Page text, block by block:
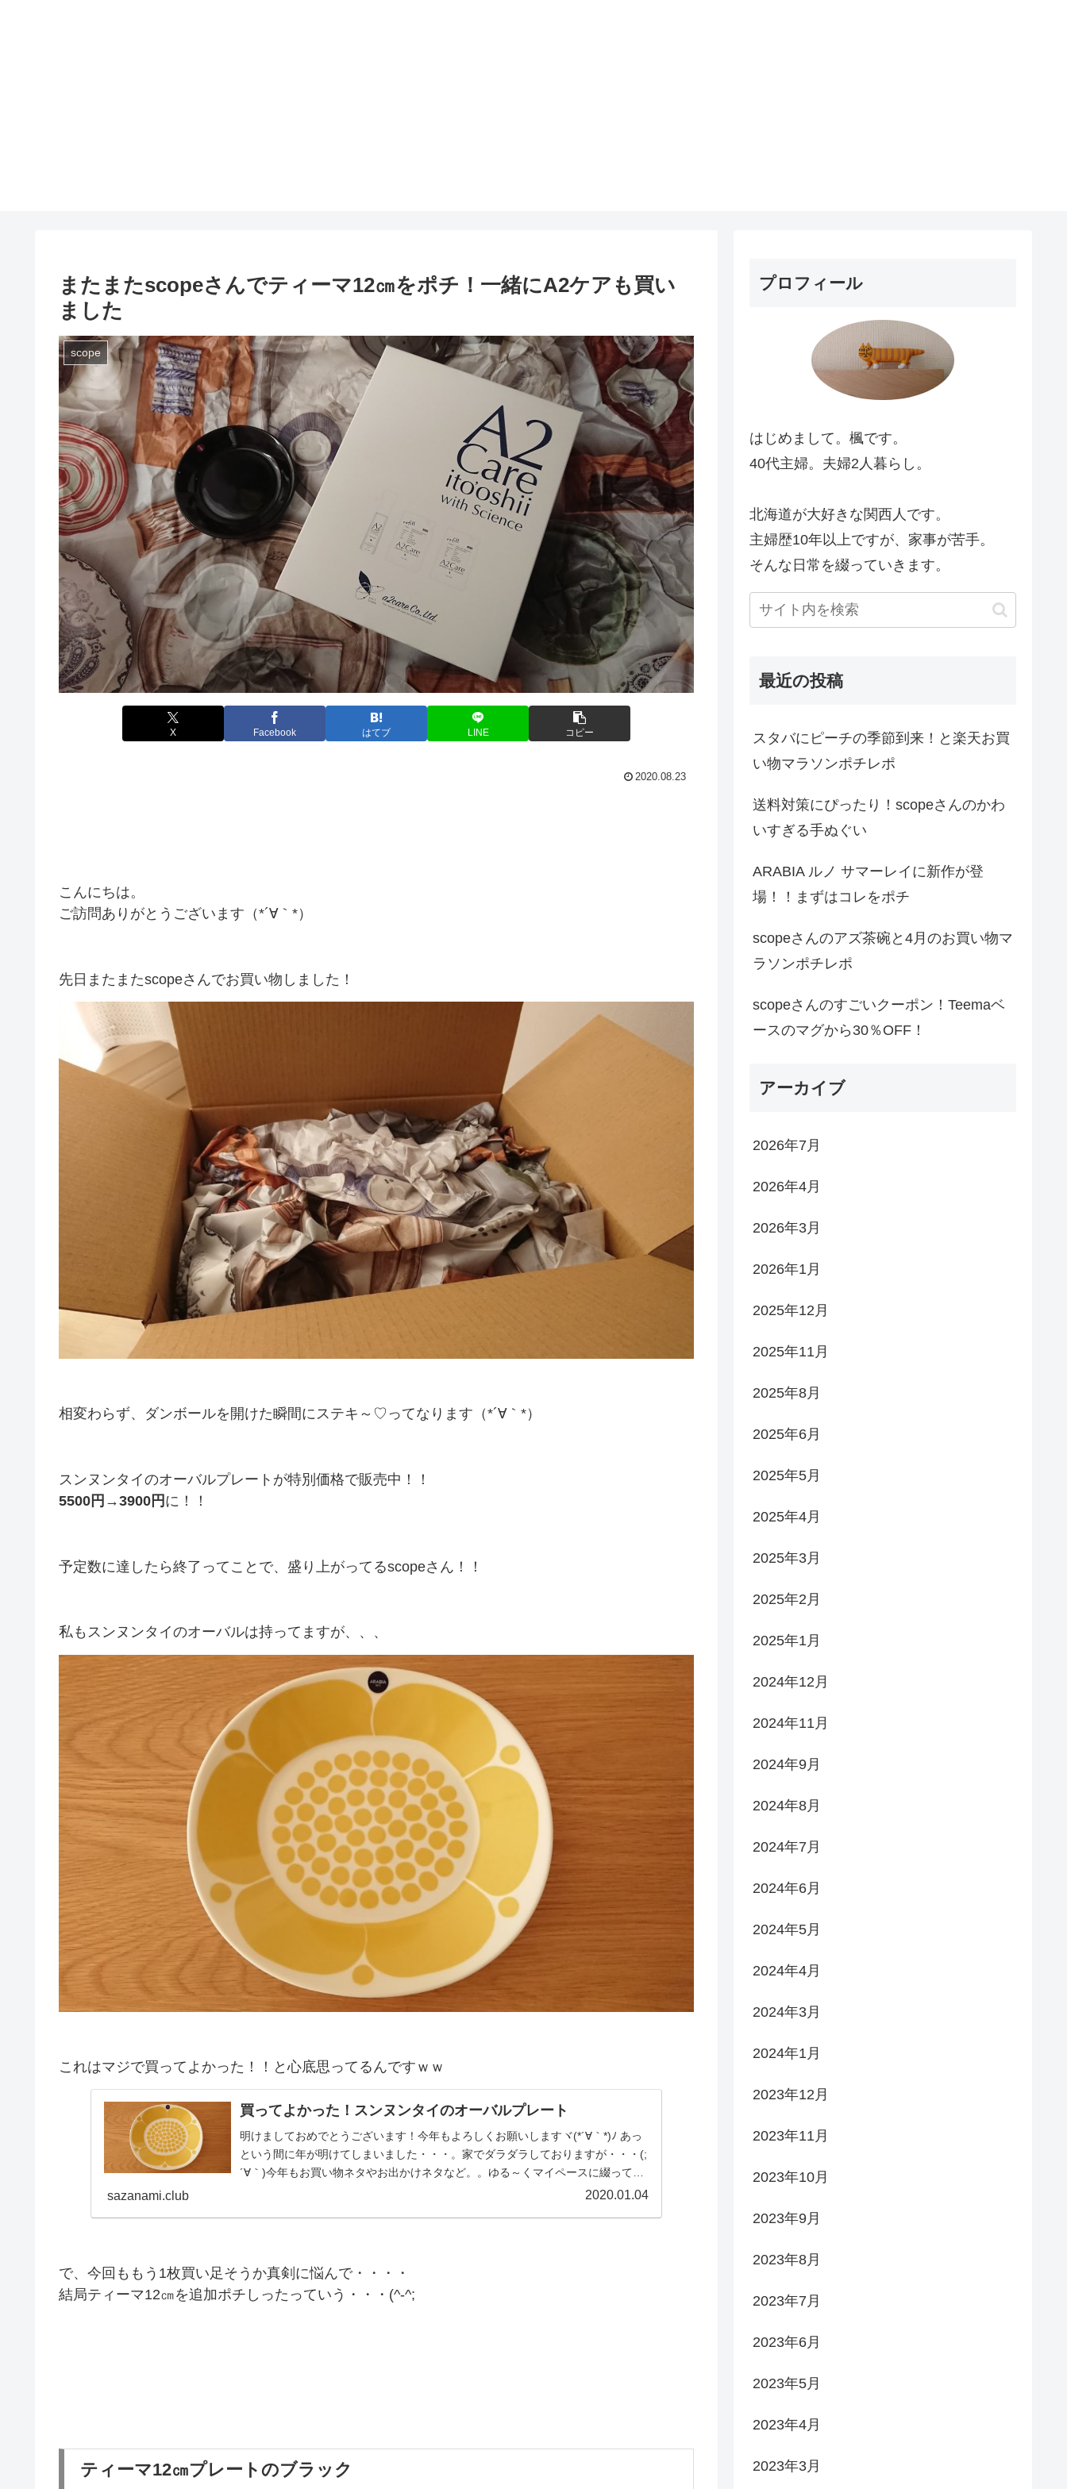
またまたscopeさんでティーマ12㎝をポチ！一緒にA2ケアも買い
ました
scope
X Facebook はてブ LINE コピー
2020.08.23
こんにちは。
ご訪問ありがとうございます（*´∀｀*）
先日またまたscopeさんでお買い物しました！
相変わらず、ダンボールを開けた瞬間にステキ～♡ってなります（*´∀｀*）
スンヌンタイのオーバルプレートが特別価格で販売中！！
5500円→3900円 に！！
予定数に達したら終了ってことで、盛り上がってるscopeさん！！
私もスンヌンタイのオーバルは持ってますが、、、
これはマジで買ってよかった！！と心底思ってるんですｗｗ
買ってよかった！スンヌンタイのオーバルプレート
明けましておめでとうございます！今年もよろしくお願いしますヾ(*´∀｀*)ﾉ あっ
という間に年が明けてしまいました・・・。家でダラダラしておりますが・・・(;
´∀｀)今年もお買い物ネタやお出かけネタなど。。ゆる～くマイペースに綴ってい
sazanami.club 2020.01.04
で、今回ももう1枚買い足そうか真剣に悩んで・・・・
結局ティーマ12㎝を追加ポチしったっていう・・・(^-^;
ティーマ12㎝プレートのブラック
プロフィール
はじめまして。楓です。
40代主婦。夫婦2人暮らし。
北海道が大好きな関西人です。
主婦歴10年以上ですが、家事が苦手。
そんな日常を綴っていきます。
最近の投稿
スタバにピーチの季節到来！と楽天お買
い物マラソンポチレポ
送料対策にぴったり！scopeさんのかわ
いすぎる手ぬぐい
ARABIA ルノ サマーレイに新作が登
場！！まずはコレをポチ
scopeさんのアズ茶碗と4月のお買い物マ
ラソンポチレポ
scopeさんのすごいクーポン！Teemaベ
ースのマグから30％OFF！
アーカイブ
2026年7月
2026年4月
2026年3月
2026年1月
2025年12月
2025年11月
2025年8月
2025年6月
2025年5月
2025年4月
2025年3月
2025年2月
2025年1月
2024年12月
2024年11月
2024年9月
2024年8月
2024年7月
2024年6月
2024年5月
2024年4月
2024年3月
2024年1月
2023年12月
2023年11月
2023年10月
2023年9月
2023年8月
2023年7月
2023年6月
2023年5月
2023年4月
2023年3月